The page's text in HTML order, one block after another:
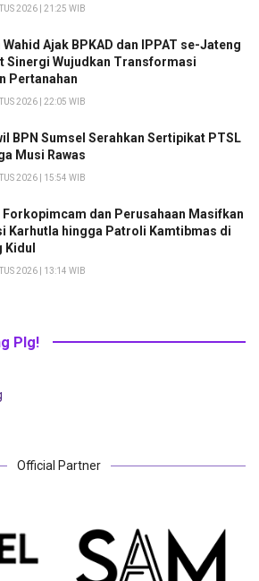
2026 | 21:25 WIB
Wahid Ajak BPKAD dan IPPAT se-Jateng
Sinergi Wujudkan Transformasi
Pertanahan
2026 | 22:05 WIB
BPN Sumsel Serahkan Sertipikat PTSL
Musi Rawas
2026 | 15:54 WIB
dan Perusahaan Masifkan
Karhutla hingga Patroli Kamtibmas di
Kidul
2026 | 13:14 WIB
Plg!
Official Partner